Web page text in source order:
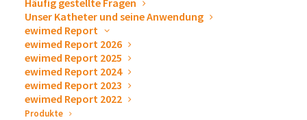
Häufig gestellte Fragen
Unser Katheter und seine Anwendung
ewimed Report
ewimed Report 2026
ewimed Report 2025
ewimed Report 2024
ewimed Report 2023
ewimed Report 2022
Produkte
Balsam unterstützt die Regeneration der Haut und
sorgt für ein angenehmes, gepflegtes Hautgefühl –
ideal für die tägliche Pflege empfindlicher Haut.
Produktvorteile